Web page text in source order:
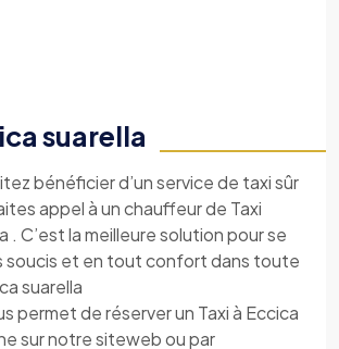
suarella
bénéficier d’un service de taxi sûr
appel à un chauffeur de Taxi
. C’est la meilleure solution pour se
soucis et en tout confort dans toute
suarella
permet de réserver un Taxi à Eccica
sur notre siteweb ou par